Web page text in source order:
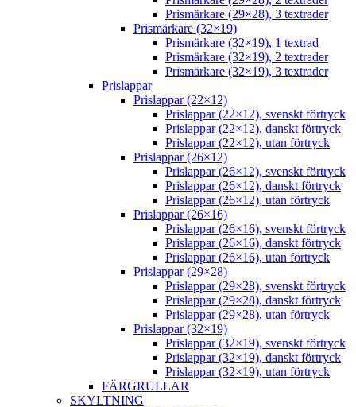
Prismärkare (29×28), 3 textrader
Prismärkare (32×19)
Prismärkare (32×19), 1 textrad
Prismärkare (32×19), 2 textrader
Prismärkare (32×19), 3 textrader
Prislappar
Prislappar (22×12)
Prislappar (22×12), svenskt förtryck
Prislappar (22×12), danskt förtryck
Prislappar (22×12), utan förtryck
Prislappar (26×12)
Prislappar (26×12), svenskt förtryck
Prislappar (26×12), danskt förtryck
Prislappar (26×12), utan förtryck
Prislappar (26×16)
Prislappar (26×16), svenskt förtryck
Prislappar (26×16), danskt förtryck
Prislappar (26×16), utan förtryck
Prislappar (29×28)
Prislappar (29×28), svenskt förtryck
Prislappar (29×28), danskt förtryck
Prislappar (29×28), utan förtryck
Prislappar (32×19)
Prislappar (32×19), svenskt förtryck
Prislappar (32×19), danskt förtryck
Prislappar (32×19), utan förtryck
FÄRGRULLAR
SKYLTNING